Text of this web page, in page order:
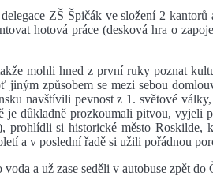
ZŠ Špičák ve složení 2 kantorů
hotová práce (desková hra o
mohli hned z první ruky poznat
způsobem se mezi sebou
navštívili pevnost z 1. světové
důkladně prozkoumali pitvou, vyjeli
prohlídli si historické město Roskilde,
a v poslední řadě si užili pořádnou
a už zase seděli v autobuse zpět do